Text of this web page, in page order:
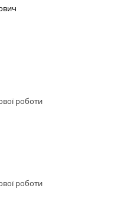
роботи
роботи